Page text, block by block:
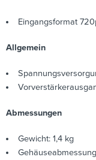
Eingangsformat
Allgemein
Abmessungen
Gewicht: 1,4 kg